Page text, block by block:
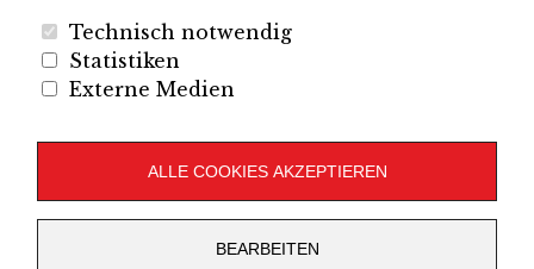
Unternehmerverband Brandenburg-Berlin e.V.
Folgen Sie uns auf
LinkedInInstagram
Slideshare
Youtube
Technisch notwendig
Statistiken
Externe Medien
ALLE COOKIES AKZEPTIEREN
BEARBEITEN